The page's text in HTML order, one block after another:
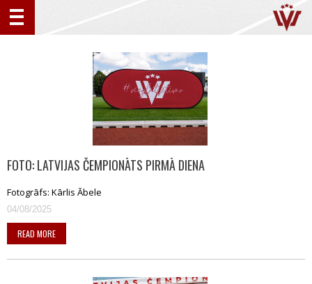
FOTO: LATVIJAS ČEMPIONĀTS PIRMĀ DIENA
Fotogrāfs: Kārlis Ābele
04/08/2025
READ MORE